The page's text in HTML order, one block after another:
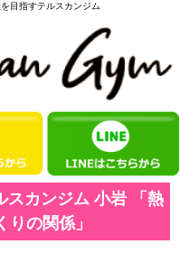
目指すテルスカンジム
スカンジム 小岩 「熱
の関係」